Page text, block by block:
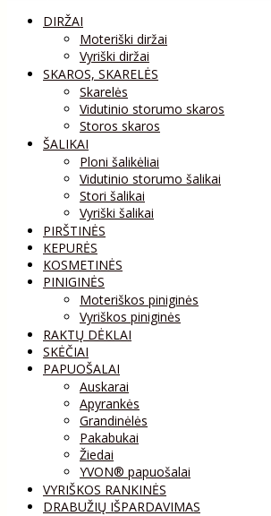
DIRŽAI
Moteriški diržai
Vyriški diržai
SKAROS, SKARELĖS
Skarelės
Vidutinio storumo skaros
Storos skaros
ŠALIKAI
Ploni šalikėliai
Vidutinio storumo šalikai
Stori šalikai
Vyriški šalikai
PIRŠTINĖS
KEPURĖS
KOSMETINĖS
PINIGINĖS
Moteriškos piniginės
Vyriškos piniginės
RAKTŲ DĖKLAI
SKĖČIAI
PAPUOŠALAI
Auskarai
Apyrankės
Grandinėlės
Pakabukai
Žiedai
YVON® papuošalai
VYRIŠKOS RANKINĖS
DRABUŽIŲ IŠPARDAVIMAS